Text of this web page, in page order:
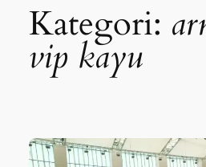
Kategori:
vip kayu